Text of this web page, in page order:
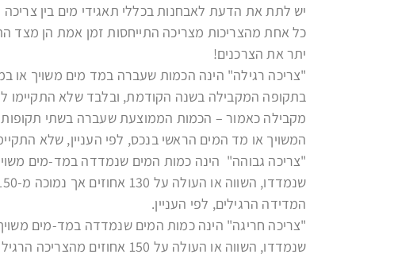
יש לתת את הדעת לאבחנות בכללי תאגידי מים בין צריכה
כל אחת מהצריכות מצריכה התייחסות זמן אמת הן מצד
יתר את הצרכנים!
"צריכה רגילה" הינה הכמות שעברה במד מים משויך או
בתקופה המקבילה בשנה הקודמת, ובלבד שלא התקיימו
מקבילה כאמור – הכמות הממוצעת שעברה בשתי
המשויך או מד המים הראשי בנכס, לפי העניין, שלא
"צריכה גבוהה" הינה כמות המים שנמדדה במד-מים
המדידה הרגילים, לפי העניין.
"צריכה חריגה" הינה כמות המים שנמדדה במד-מים
שנמדדו, השווה או העולה על 150